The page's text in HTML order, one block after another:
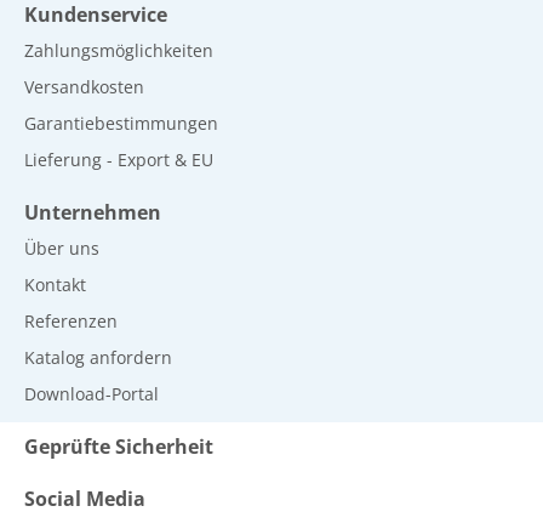
Kundenservice
Zahlungsmöglichkeiten
Versandkosten
Garantiebestimmungen
Lieferung - Export & EU
Unternehmen
Über uns
Kontakt
Referenzen
Katalog anfordern
Download-Portal
Geprüfte Sicherheit
Social Media